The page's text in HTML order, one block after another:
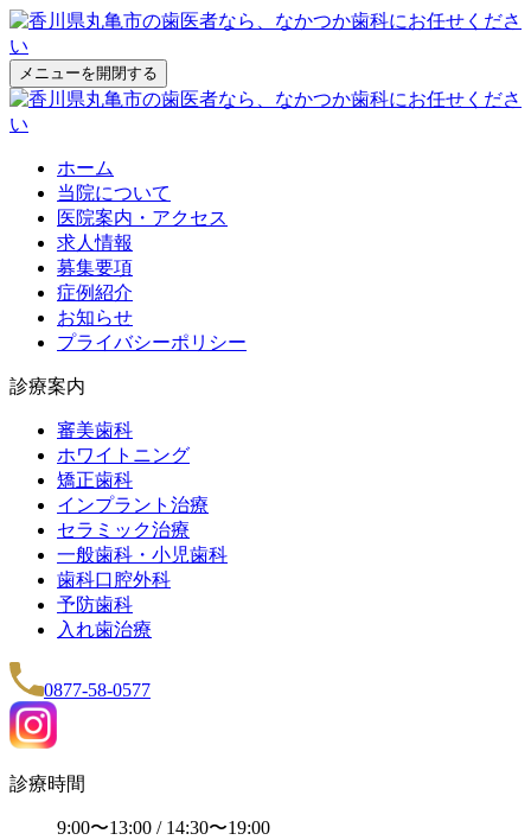
メニューを開閉する
ホーム
当院について
医院案内・アクセス
求人情報
募集要項
症例紹介
お知らせ
プライバシーポリシー
診療案内
審美歯科
ホワイトニング
矯正歯科
インプラント治療
セラミック治療
一般歯科・小児歯科
歯科口腔外科
予防歯科
入れ歯治療
0877-58-0577
診療時間
9:00〜13:00 / 14:30〜19:00